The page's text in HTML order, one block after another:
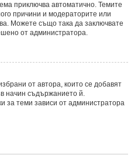
приключва автоматично. Темите
причини и модераторите или
Можете също така да заключвате
от администратора.
от автора, които се добавят
начин съдържанието й.
за теми зависи от администратора